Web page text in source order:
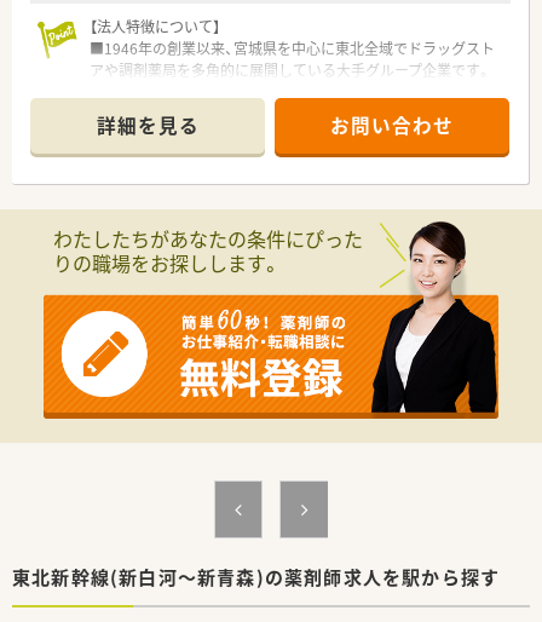
【法人特徴について】
■1946年の創業以来、宮城県を中心に東北全域でドラッグスト
アや調剤薬局を多角的に展開している大手グループ企業です。
通じて、多くの「ありがとう」をいただける店作りをしています。
■東日本エリアでのシェア拡大をミッションとしており、安定し
た経営基盤のもとで長く安心して働き続けることが可能です。
■各線仙台駅から徒歩9分と通勤に便利な立地であり、商店街の
中に位置するため仕事帰りの買い物にも非常に便利な環境で
す。
■現在はOTC販売をメインとしたドラッグストアですが、薬剤師
3名体制で地域の方々の健康相談に親身に対応しております。
■具体的な処方箋枚数や応需科目などの詳細については、現在の
店舗運営状況に合わせて事前に確認することをお勧めいたしま
す。
【求人情報について】
■年収は466万円から最大700万円まで相談可能であり、これま
■正社員として勤務薬剤師の募集ですが、将来的には管理薬剤師
やマネジメント層を目指すことも可能なキャリアパスがありま
社全体でバックアップする体制が非常に充実しております。
詳細を見る お問い合わせ
わたしたちがあなたの条件にぴった
りの職場をお探しします。
東北新幹線(新白河～新青森)の薬剤師求人を駅から探す